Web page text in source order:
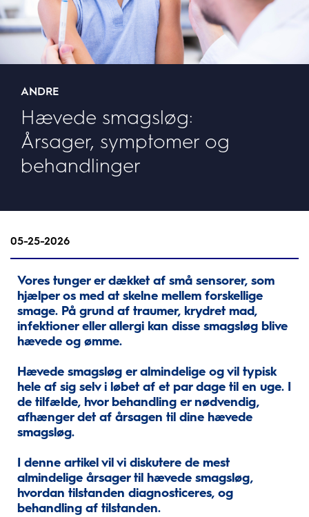
ANDRE
Hævede smagsløg:
Årsager, symptomer og
behandlinger
05-25-2026
Vores tunger er dækket af små sensorer, som
hjælper os med at skelne mellem forskellige
smage. På grund af traumer, krydret mad,
infektioner eller allergi kan disse smagsløg blive
hævede og ømme.
Hævede smagsløg er almindelige og vil typisk
hele af sig selv i løbet af et par dage til en uge. I
de tilfælde, hvor behandling er nødvendig,
afhænger det af årsagen til dine hævede
smagsløg.
I denne artikel vil vi diskutere de mest
almindelige årsager til hævede smagsløg,
hvordan tilstanden diagnosticeres, og
behandling af tilstanden.